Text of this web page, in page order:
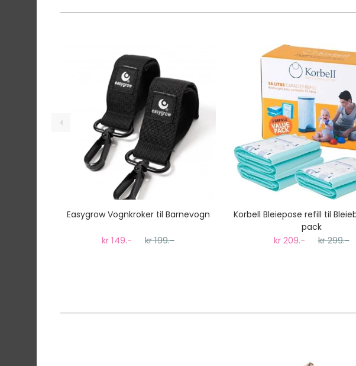
På lager hos oss - klar for utsendelse innen 24 timer
Gjennomsnittlig leveringstid hos Mimmis er en til tre dager fra
Vi har fri retur ved bytte.
Easygrow Vognkroker til Barnevogn
kr 149.- kr 199.-
Korbell Bleiepose refill til
pack
kr 209.- kr 299.-